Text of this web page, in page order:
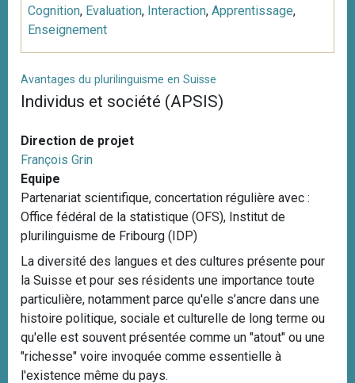
Cognition, Evaluation, Interaction, Apprentissage,
Enseignement
Avantages du plurilinguisme en Suisse
Individus et société (APSIS)
Direction de projet
François Grin
Equipe
Partenariat scientifique, concertation régulière avec :
Office fédéral de la statistique (OFS), Institut de
plurilinguisme de Fribourg (IDP)
La diversité des langues et des cultures présente pour
la Suisse et pour ses résidents une importance toute
particulière, notamment parce qu'elle s’ancre dans une
histoire politique, sociale et culturelle de long terme ou
qu'elle est souvent présentée comme un "atout" ou une
"richesse" voire invoquée comme essentielle à
l'existence même du pays.